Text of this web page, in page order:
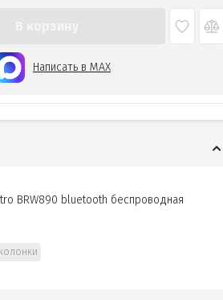
Написать в MAX
BRW890 bluetooth беспроводная